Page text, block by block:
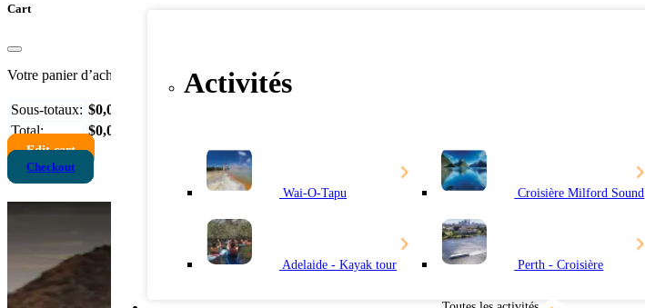
Cart
Votre panier d’achat est vide !
Sous-totaux: $0,00
Total:
$0,00
Edit cart
Checkout
Activités
Wai-O-Tapu Croisière Milford Sound
Adelaide - Kayak tour Perth - Croisière